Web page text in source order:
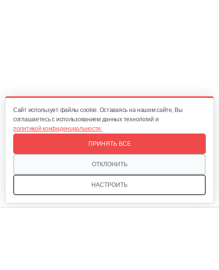
Cайт использует файлы cookie. Оставаясь на нашем сайте, Вы
соглашаетесь с использованием данных технологий и
политикой конфиденциальности.
НАСТРОИТЬ
ОТКЛОНИТЬ
ПРИНЯТЬ ВСЕ